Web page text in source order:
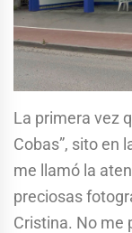
La primera vez
Cobas”, sito en
me llamó la
preciosas
Cristina. No me